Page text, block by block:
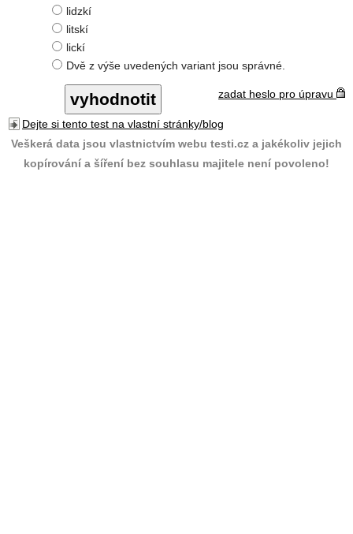
lidzkí
litskí
lickí
Dvě z výše uvedených variant jsou správné.
zadat heslo pro úpravu
Dejte si tento test na vlastní stránky/blog
Veškerá data jsou vlastnictvím webu testi.cz a jakékoliv jejich
kopírování a šíření bez souhlasu majitele není povoleno!